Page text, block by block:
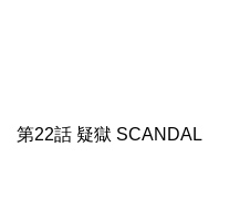
第22話 疑獄 SCANDAL